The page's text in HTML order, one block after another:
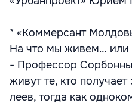
* «Коммерсант
На что мы живем… или
- Профессор Сорбонны
живут те, кто
леев, тогда как